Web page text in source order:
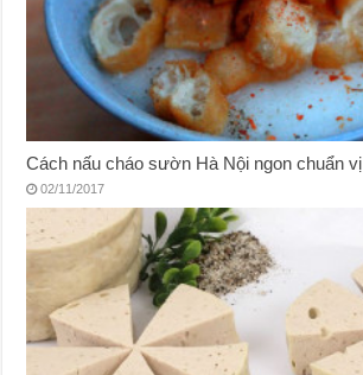
Cách nấu cháo sườn Hà Nội ngon chuẩn vị
02/11/2017